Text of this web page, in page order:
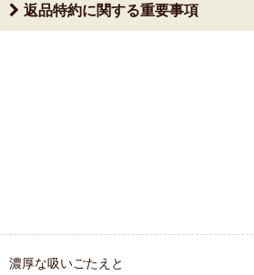
返品特約に関する重要事項
濃厚な吸いごたえと